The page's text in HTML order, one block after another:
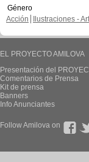
Género
Acción
Ilustraciones -
EL PROYECTO AMILOVA
Presentación del
Comentarios de Prensa
Kit de prensa
Banners
Info Anunciantes
Follow Amilova on